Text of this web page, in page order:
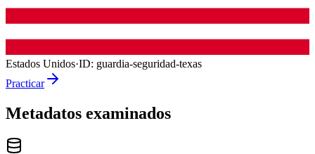
Estados Unidos·ID: guardia-seguridad-texas
Practicar
Metadatos examinados